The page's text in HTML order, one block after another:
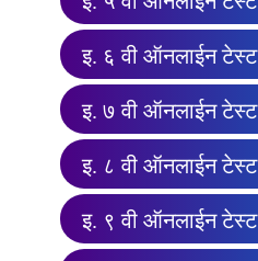
इ. ६ वी ऑनलाईन टेस्ट
इ. ७ वी ऑनलाईन टेस्ट
इ. ८ वी ऑनलाईन टेस्ट
इ. ९ वी ऑनलाईन टेस्ट